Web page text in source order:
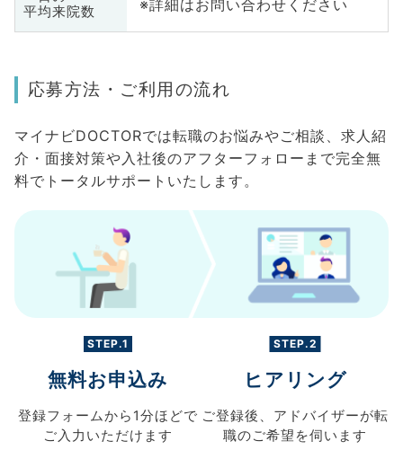
平均来院数
※詳細はお問い合わせください
応募方法・ご利用の流れ
マイナビDOCTORでは転職のお悩みやご相談、求人紹
介・面接対策や入社後のアフターフォローまで完全無
料でトータルサポートいたします。
STEP.1
無料お申込み
登録フォームから 1分ほどで
ご入力 いただけます
STEP.2
ヒアリング
ご登録後、 アドバイザーが転
職のご希望を伺います